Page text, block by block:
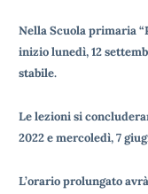
Nella Scuola primaria
inizio lunedì, 12
stabile.
Le lezioni si
2022 e mercoledì, 7
L’orario prolungato